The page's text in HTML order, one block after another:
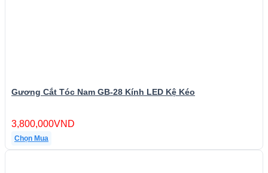
Gương Cắt Tóc Nam GB-28 Kính LED Kệ Kéo
3,800,000VND
Chọn Mua